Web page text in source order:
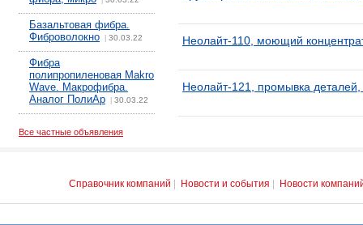
Базальтовая фибра.
Фиброволокно
30.03.22
Фибра
полипропиленовая Makro
Wave. Макрофибра.
Аналог ПолиАр
30.03.22
Все частные объявления
Неолайт-110, моющий
Неолайт-121, промывка деталей,
Справочник компаний Новости и события Новости